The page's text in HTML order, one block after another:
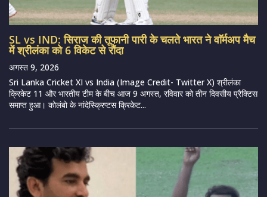
SL vs IND: सिराज की तूफानी पारी के चलते भारत ने वाॅर्मअप मैच
में श्रीलंका को 6 विकेट से रौंदा
अगस्त 9, 2026
Sri Lanka Cricket XI vs India (Image Credit- Twitter X) श्रीलंका
क्रिकेट 11 और भारतीय टीम के बीच आज 9 अगस्त, रविवार को तीन दिवसीय प्रैक्टिस
समाप्त हुआ। कोलंबो के नांदेस्क्रिप्टस क्रिकेट...